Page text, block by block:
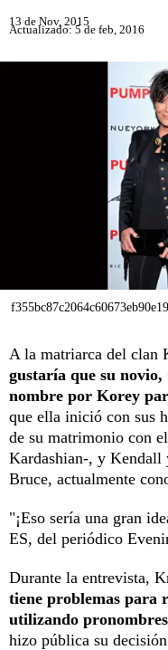
13 de Nov, 2015
Actualizado: 5 de feb, 2016
A la matriarca del clan
gustaría que su
nombre por Korey
que ella inició con sus
de su matrimonio con
Kardashian-, y
Bruce, actualmente
"¡Eso sería una gran
ES, del periódico
Durante la entrevista,
tiene problemas para
utilizando
hizo pública su